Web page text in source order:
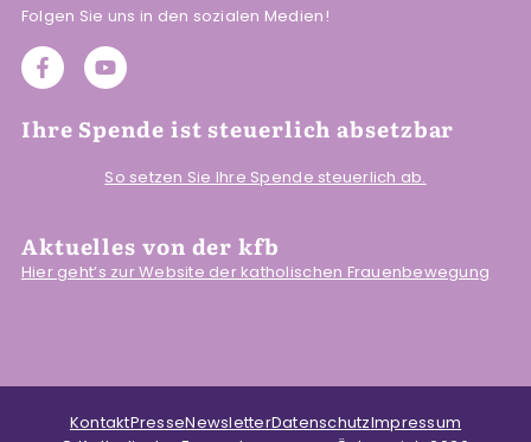
Folgen Sie uns in den sozialen Medien!
Ihre Spende ist steuerlich absetzbar
So setzen Sie Ihre Spende steuerlich ab.
Aktuelles von der kfb
Hier geht’s zur Website der katholischen Frauenbewegung
KontaktPresseNewsletterDatenschutzImpressum